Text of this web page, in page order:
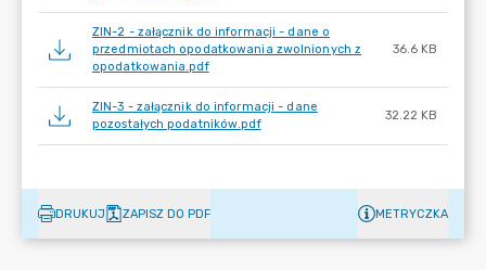
ZIN-2 - załącznik do informacji - dane o
przedmiotach opodatkowania zwolnionych z
opodatkowania.pdf
36.6 KB
ZIN-3 - załącznik do informacji - dane
pozostałych podatników.pdf
32.22 KB
DRUKUJ ZAPISZ DO PDF METRYCZKA